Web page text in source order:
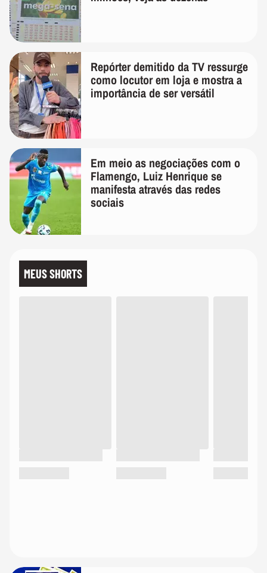
Repórter demitido da TV ressurge
como locutor em loja e mostra a
importância de ser versátil
Em meio as negociações com o
Flamengo, Luiz Henrique se
manifesta através das redes
sociais
MEUS SHORTS